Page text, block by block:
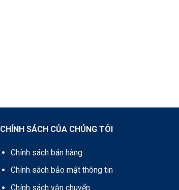
CHÍNH SÁCH CỦA CHÚNG TÔI
Chính sách bán hàng
Chính sách bảo mật thông tin
Chính sách vận chuyển